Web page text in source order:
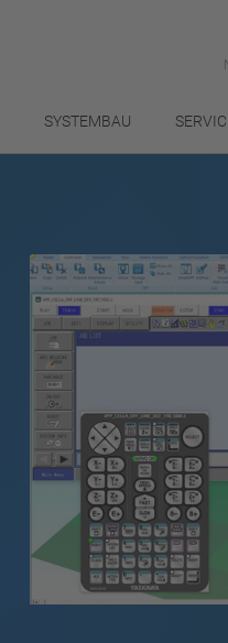
SYSTEMBAU